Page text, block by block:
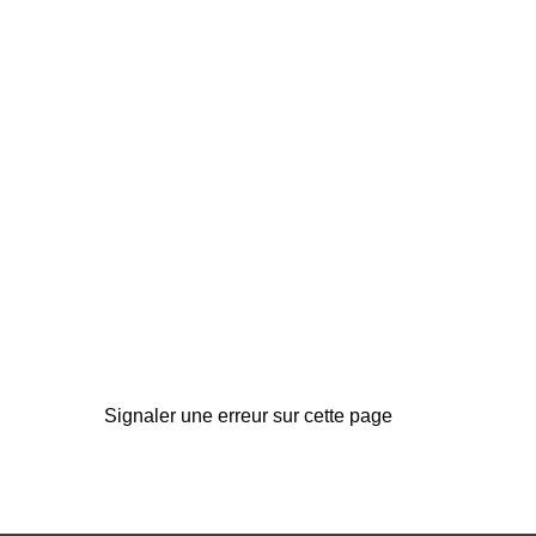
Signaler une erreur sur cette page